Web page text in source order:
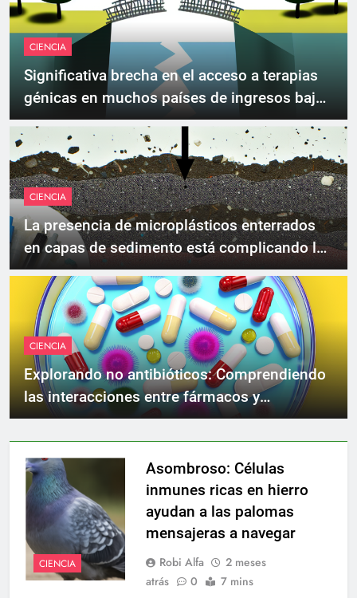
CIENCIA
Significativa brecha en el acceso a terapias
génicas en muchos países de ingresos bajos
y medios
CIENCIA
La presencia de microplásticos enterrados
en capas de sedimento está complicando los
esfuerzos para definir el Antropoceno
CIENCIA
Explorando no antibióticos: Comprendiendo
las interacciones entre fármacos y
microbioma en el tratamiento de infecciones
bacterianas.
CIENCIA
Asombroso: Células
inmunes ricas en hierro
ayudan a las palomas
mensajeras a navegar
Robi Alfa
2 meses
atrás
0 7 mins